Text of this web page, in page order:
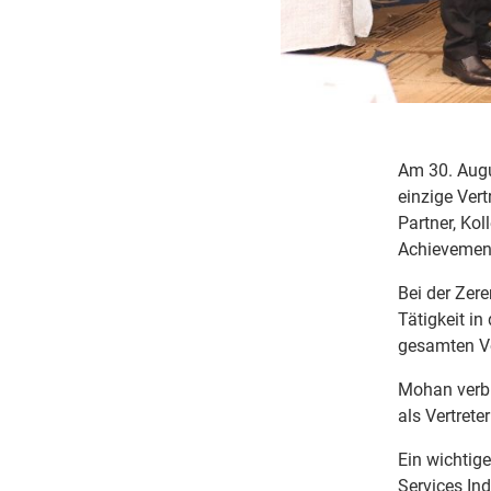
Am 30.
einzige
Partner,
Bei der
Tätigkeit in
gesamten
Mohan
als
Ein
Services